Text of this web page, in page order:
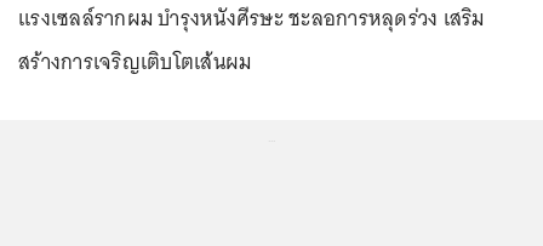
แรงเซลล์รากผม บำรุงหนังศีรษะ ชะลอการหลุดร่วง เสริม
สร้างการเจริญเติบโตเส้นผม